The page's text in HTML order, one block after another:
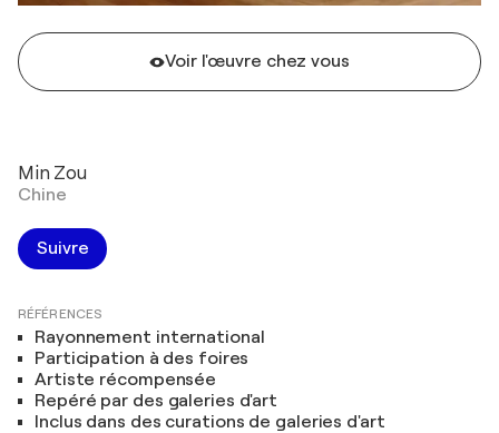
Voir l'œuvre chez vous
Min Zou
Chine
Suivre
RÉFÉRENCES
Rayonnement international
Participation à des foires
Artiste récompensée
Repéré par des galeries d'art
Inclus dans des curations de galeries d'art